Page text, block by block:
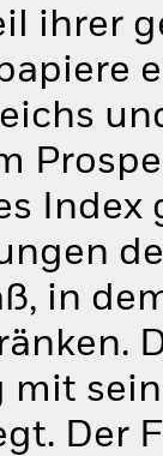
ihrer
Index
in
Der